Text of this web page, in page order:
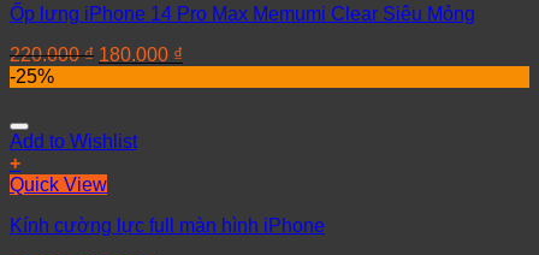
Ốp lưng iPhone 14 Pro Max Memumi Clear Siêu Mỏng
220.000₫ 180.000 ₫
-25%
Add to Wishlist
+
Quick View
Kính cường lực full màn hình iPhone